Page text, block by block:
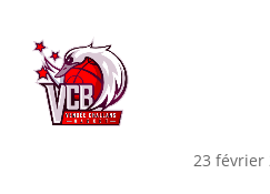
PROGRAMME DU MATCH –
23 février